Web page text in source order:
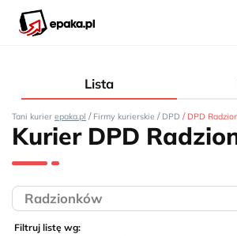
Lista
Tani kurier epaka.pl / Firmy kurierskie / DPD / DPD
Kurier DPD
Filtruj listę wg: